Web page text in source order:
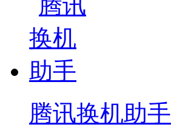
腾讯换机助手